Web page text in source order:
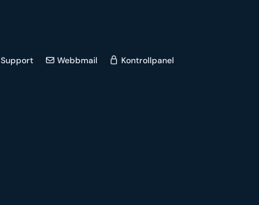
Support Webbmail Kontrollpanel